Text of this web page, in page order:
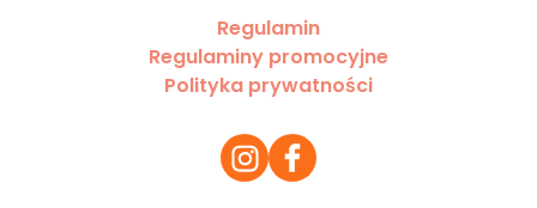
Regulamin
Regulaminy promocyjne
Polityka prywatności